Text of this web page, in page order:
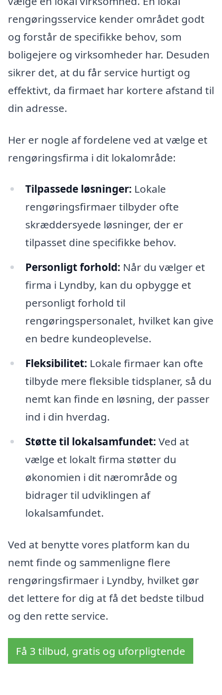
rengøringsservice kender området godt
og forstår de specifikke behov, som
boligejere og virksomheder har. Desuden
sikrer det, at du får service hurtigt og
effektivt, da firmaet har kortere afstand til
din adresse.
Her er nogle af fordelene ved at vælge et
rengøringsfirma i dit lokalområde:
Tilpassede løsninger: Lokale
rengøringsfirmaer tilbyder ofte
skræddersyede løsninger, der er
tilpasset dine specifikke behov.
Personligt forhold: Når du vælger et
firma i Lyndby, kan du opbygge et
personligt forhold til
rengøringspersonalet, hvilket kan give
en bedre kundeoplevelse.
Fleksibilitet: Lokale firmaer kan ofte
tilbyde mere fleksible tidsplaner, så du
nemt kan finde en løsning, der passer
ind i din hverdag.
Støtte til lokalsamfundet: Ved at
vælge et lokalt firma støtter du
økonomien i dit nærområde og
bidrager til udviklingen af
lokalsamfundet.
Ved at benytte vores platform kan du
nemt finde og sammenligne flere
rengøringsfirmaer i Lyndby, hvilket gør
det lettere for dig at få det bedste tilbud
og den rette service.
Få 3 tilbud, gratis og uforpligtende